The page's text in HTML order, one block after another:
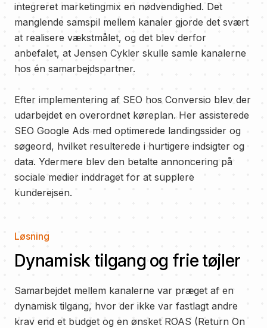
integreret marketingmix en nødvendighed. Det
manglende samspil mellem kanaler gjorde det svært
at realisere vækstmålet, og det blev derfor
anbefalet, at Jensen Cykler skulle samle kanalerne
hos én samarbejdspartner.
Efter implementering af SEO hos Conversio blev der
udarbejdet en overordnet køreplan. Her assisterede
SEO Google Ads med optimerede landingssider og
søgeord, hvilket resulterede i hurtigere indsigter og
data. Ydermere blev den betalte annoncering på
sociale medier inddraget for at supplere
kunderejsen.
Løsning
Dynamisk tilgang og frie tøjler
Samarbejdet mellem kanalerne var præget af en
dynamisk tilgang, hvor der ikke var fastlagt andre
krav end et budget og en ønsket ROAS (Return On